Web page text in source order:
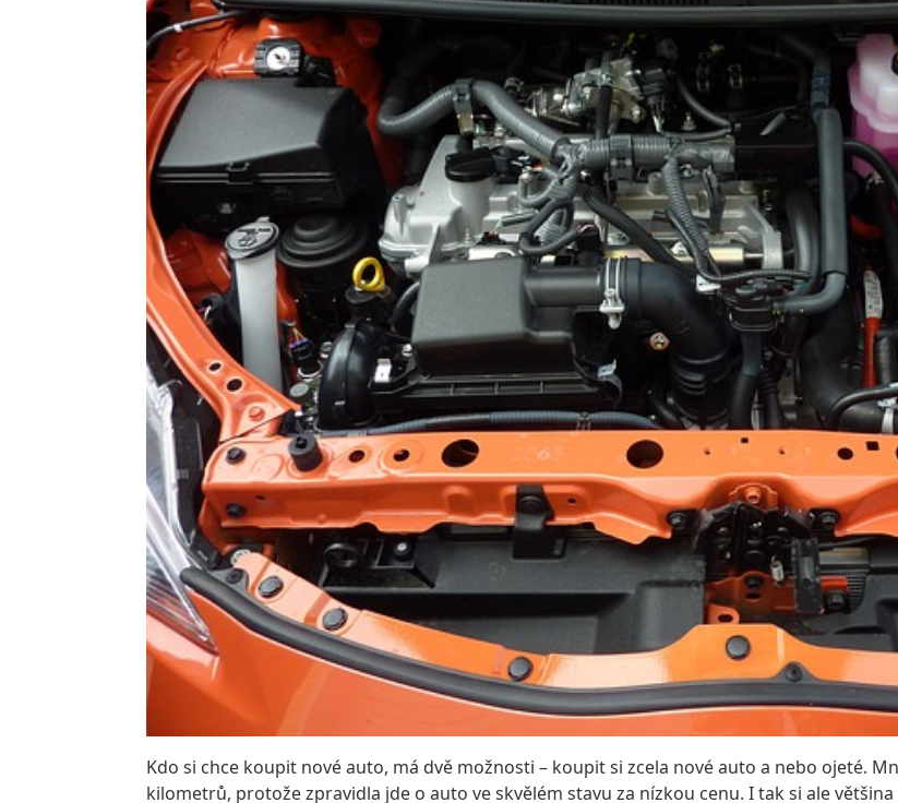
Kdo si chce koupit nové auto, má dvě možnosti – koupit si zcela nové auto a nebo ojeté.
kilometrů, protože zpravidla jde o auto ve skvělém stavu za nízkou cenu. I tak si ale